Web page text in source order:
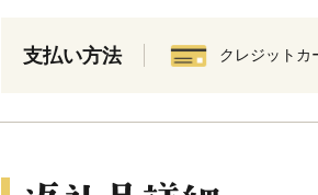
支払い方法 クレジットカ